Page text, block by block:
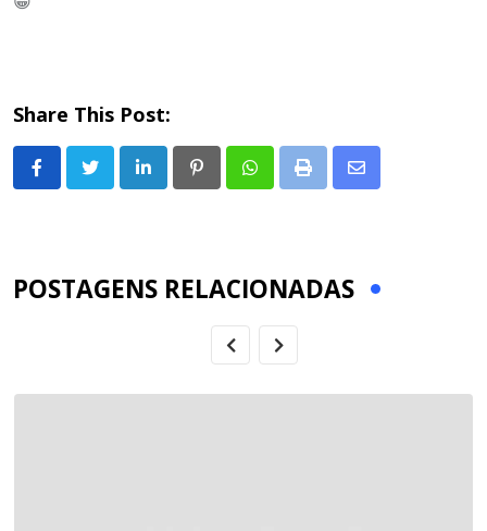
Share This Post:
LinkedIn PinterestWhatsappPrint
Share
POSTAGENS RELACIONADAS